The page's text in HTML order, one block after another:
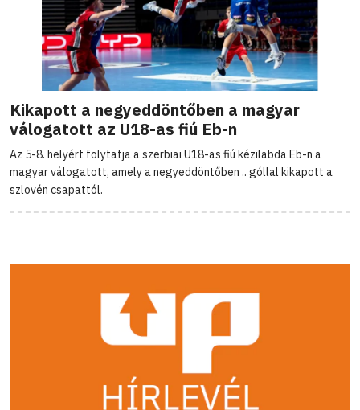
Kikapott a negyeddöntőben a magyar
válogatott az U18-as fiú Eb-n
Az 5-8. helyért folytatja a szerbiai U18-as fiú kézilabda Eb-n a
magyar válogatott, amely a negyeddöntőben .. góllal kikapott a
szlovén csapattól.